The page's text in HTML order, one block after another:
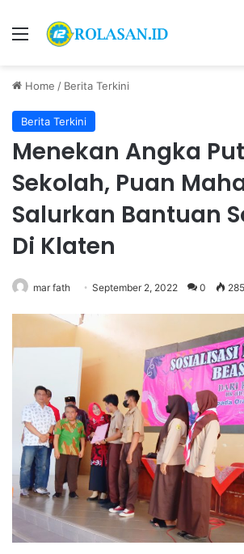
Menu
Home / Berita Terkini
Berita Terkini
Menekan Angka
Sekolah, Puan
Salurkan Bantuan
Di Klaten
mar fath September 2, 2022 0 285